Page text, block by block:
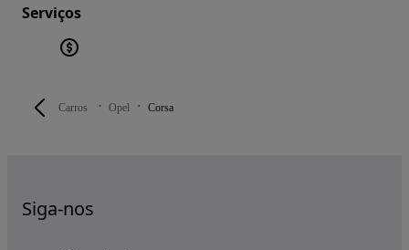
Carros Opel Corsa
Serviços
Siga-nos